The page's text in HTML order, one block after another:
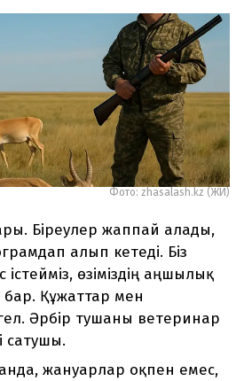
Фото: zhasalash.kz (ЖИ)
Біреулер жаппай алады,
алып кетеді. Біз
өзіміздің аңшылық
Құжаттар мен
Әрбір тушаны ветеринар
сатушы.
жануарлар оқпен емес,